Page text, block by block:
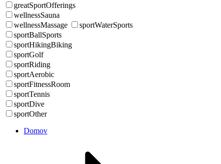
greatSportOfferings
wellnessSauna
wellnessMassage
sportWaterSports
sportBallSports
sportHikingBiking
sportGolf
sportRiding
sportAerobic
sportFitnessRoom
sportTennis
sportDive
sportOther
Domov